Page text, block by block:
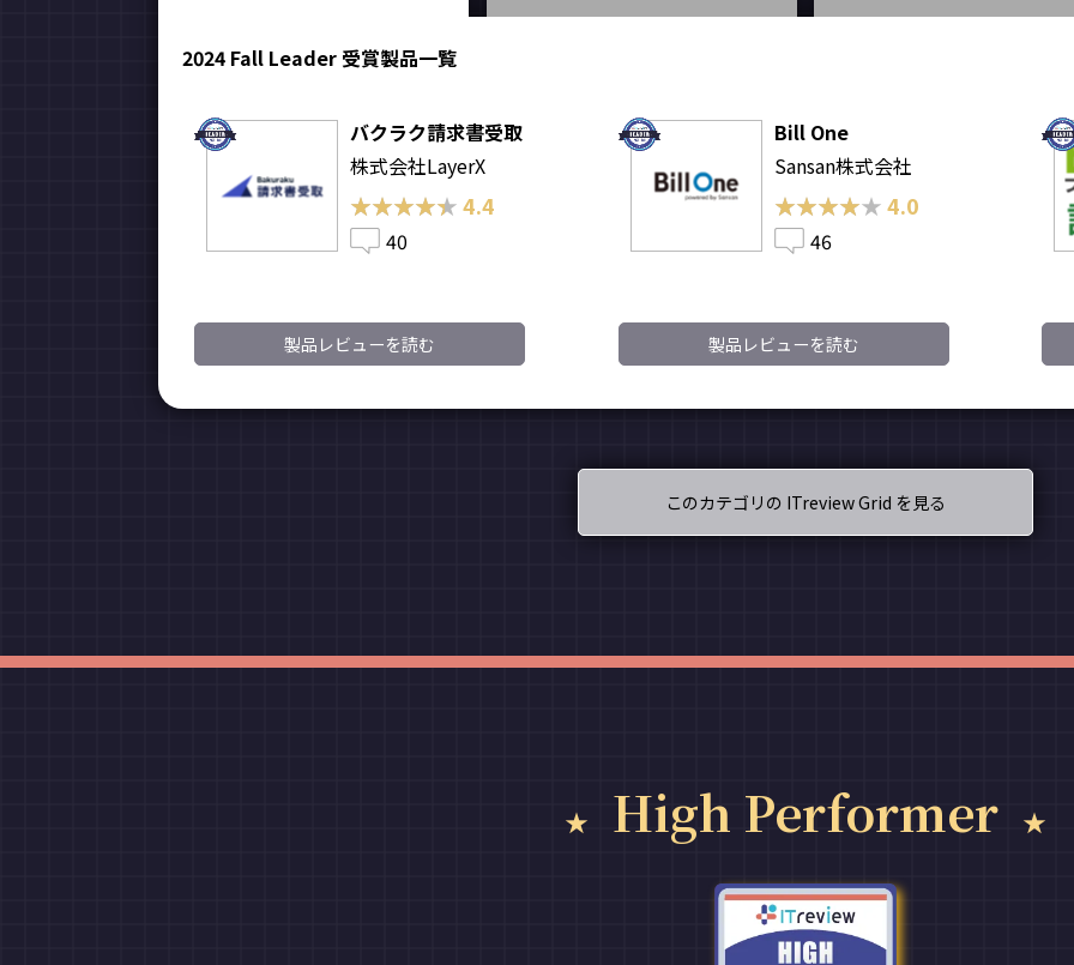
2024 Fall Leader 受賞製品一覧
バクラク請求書受取
株式会社LayerX
★★★★★
★★★★★4.4
40
製品レビューを読む
Bill One
Sansan株式会社
★★★★★
★★★★★4.0
46
製品レビューを読む
このカテゴリの ITreview Grid を見る
High Performer